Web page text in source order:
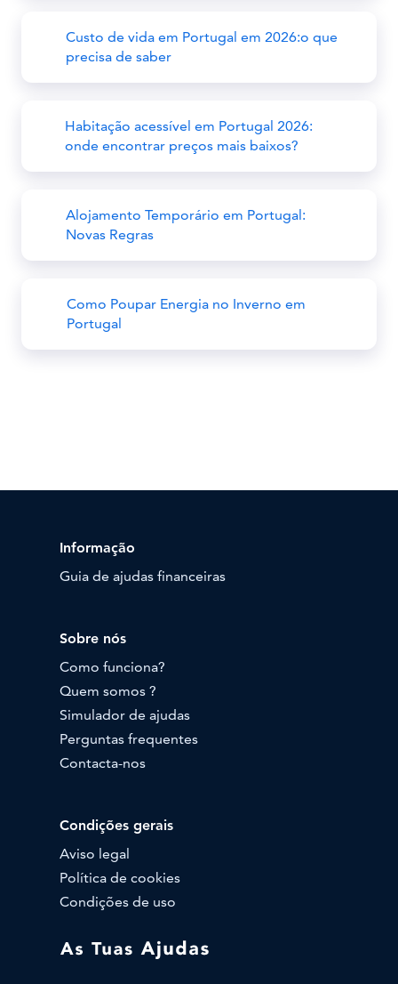
Custo de vida em Portugal em 2026:o que
precisa de saber
Habitação acessível em Portugal 2026:
onde encontrar preços mais baixos?
Alojamento Temporário em Portugal:
Novas Regras
Como Poupar Energia no Inverno em
Portugal
Informação
Guia de ajudas financeiras
Sobre nós
Como funciona?
Quem somos ?
Simulador de ajudas
Perguntas frequentes
Contacta-nos
Condições gerais
Aviso legal
Política de cookies
Condições de uso